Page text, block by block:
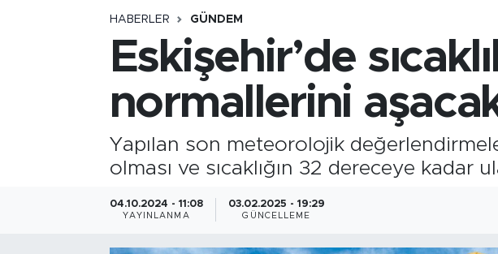
HABERLER GÜNDEM
Eskişehir’de
normallerini
Yapılan son meteorolojik
olması ve sıcaklığın 32 dereceye kadar
04.10.2024 - 11:08
YAYINLANMA
03.02.2025 - 19:29
GÜNCELLEME
Trafik Durumu
Süper Lig Puan Durumu ve Fikstür
Tüm Manşetler
Son Dakika Haberleri